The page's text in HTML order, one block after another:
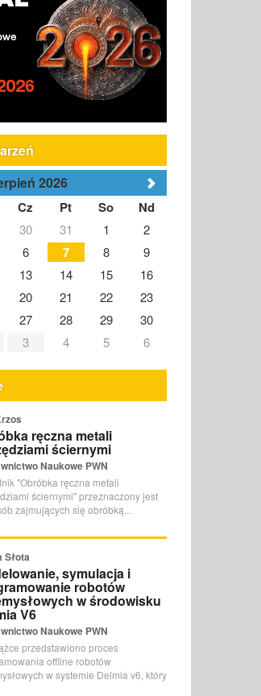
2026
Cz Pt So Nd
30 31 1
2
6 7 8
9
13 14 15
16
20 21 22
23
27 28 29
30
3 4 5 6
ręczna metali
ściernymi
Naukowe PWN
"Obróbka ręczna metali
ściernymi" przeznaczony jest
zajmujących się obróbką...
Słota
symulacja i
robotów
w środowisku
V6
Naukowe PWN
przedstawiono proces
offline robotów
w systemie Delmia v6, który